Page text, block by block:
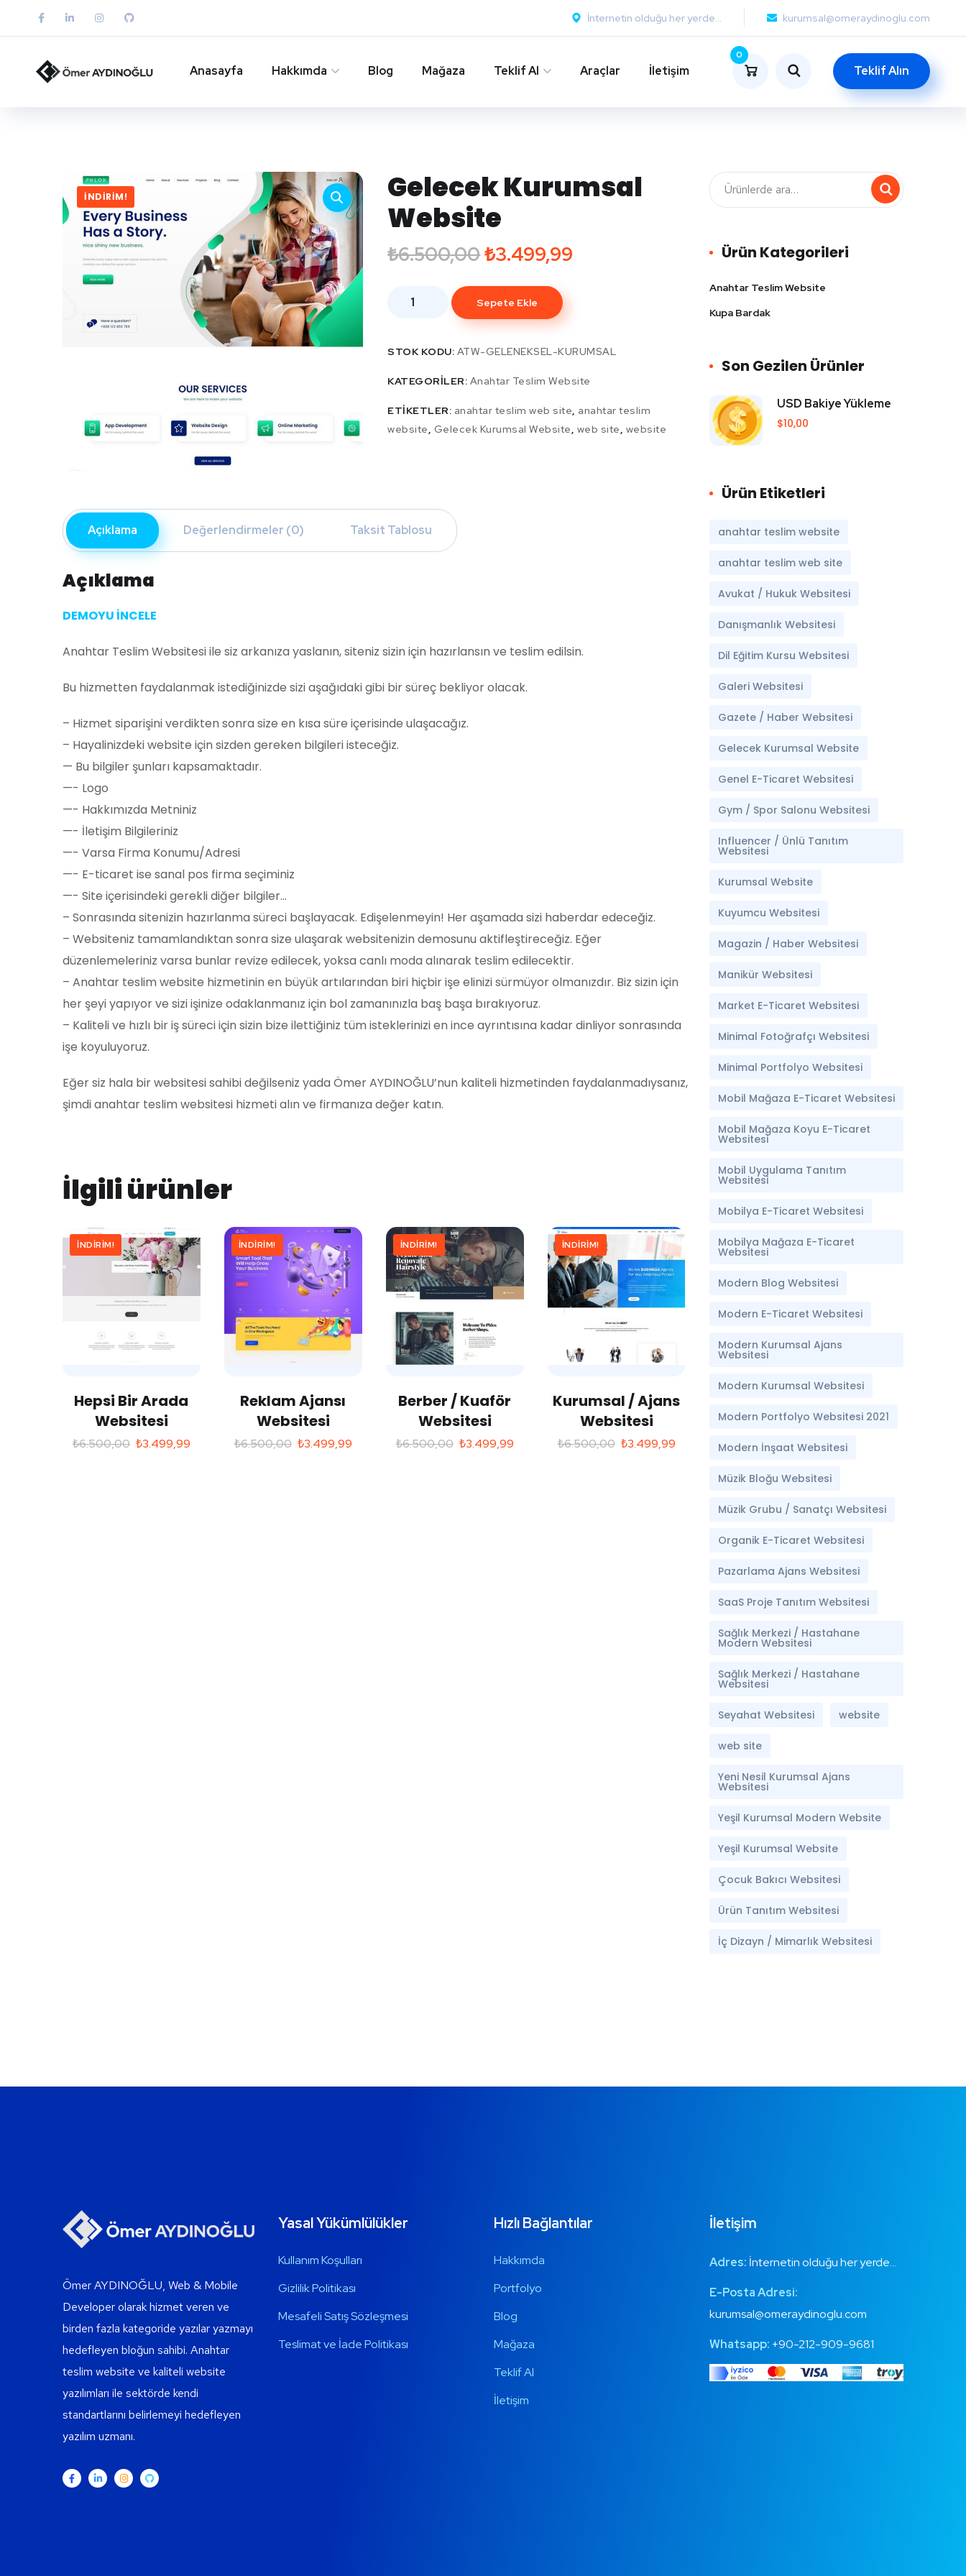
İnternetin olduğu her yerde... kurumsal@omeraydinoglu.com
Anasayfa Hakkımda Blog Mağaza Teklif Al Araçlar İletişim
0
Teklif Alın
İNDIRIM!
Gelecek Kurumsal
Website
₺6.500,00₺3.499,99
Sepete Ekle
STOK KODU: ATW-GELENEKSEL-KURUMSAL
KATEGORILER: Anahtar Teslim Website
ETIKETLER: anahtar teslim web site, anahtar teslim
website, Gelecek Kurumsal Website, web site, website
Açıklama Değerlendirmeler (0) Taksit Tablosu
Açıklama
DEMOYU İNCELE
Anahtar Teslim Websitesi ile siz arkanıza yaslanın, siteniz sizin için hazırlansın ve teslim edilsin.
Bu hizmetten faydalanmak istediğinizde sizi aşağıdaki gibi bir süreç bekliyor olacak.
– Hizmet siparişini verdikten sonra size en kısa süre içerisinde ulaşacağız.
– Hayalinizdeki website için sizden gereken bilgileri isteceğiz.
— Bu bilgiler şunları kapsamaktadır.
—- Logo
—- Hakkımızda Metniniz
—- İletişim Bilgileriniz
—- Varsa Firma Konumu/Adresi
—- E-ticaret ise sanal pos firma seçiminiz
—- Site içerisindeki gerekli diğer bilgiler…
– Sonrasında sitenizin hazırlanma süreci başlayacak. Edişelenmeyin! Her aşamada sizi haberdar edeceğiz.
– Websiteniz tamamlandıktan sonra size ulaşarak websitenizin demosunu aktifleştireceğiz. Eğer
düzenlemeleriniz varsa bunlar revize edilecek, yoksa canlı moda alınarak teslim edilecektir.
– Anahtar teslim website hizmetinin en büyük artılarından biri hiçbir işe elinizi sürmüyor olmanızdır. Biz sizin için
her şeyi yapıyor ve sizi işinize odaklanmanız için bol zamanınızla baş başa bırakıyoruz.
– Kaliteli ve hızlı bir iş süreci için sizin bize ilettiğiniz tüm isteklerinizi en ince ayrıntısına kadar dinliyor sonrasında
işe koyuluyoruz.
Eğer siz hala bir websitesi sahibi değilseniz yada Ömer AYDINOĞLU’nun kaliteli hizmetinden faydalanmadıysanız,
şimdi anahtar teslim websitesi hizmeti alın ve firmanıza değer katın.
İlgili ürünler
İNDIRIM!
Hepsi Bir Arada
Websitesi
₺6.500,00 ₺3.499,99
İNDIRIM!
Reklam Ajansı
Websitesi
₺6.500,00 ₺3.499,99
İNDIRIM!
Berber / Kuaför
Websitesi
₺6.500,00 ₺3.499,99
İNDIRIM!
Kurumsal / Ajans
Websitesi
₺6.500,00 ₺3.499,99
Ürün Kategorileri
Anahtar Teslim Website
Kupa Bardak
Son Gezilen Ürünler
USD Bakiye Yükleme
$10,00
Ürün Etiketleri
anahtar teslim website
anahtar teslim web site
Avukat / Hukuk Websitesi
Danışmanlık Websitesi
Dil Eğitim Kursu Websitesi
Galeri Websitesi
Gazete / Haber Websitesi
Gelecek Kurumsal Website
Genel E-Ticaret Websitesi
Gym / Spor Salonu Websitesi
Influencer / Ünlü Tanıtım
Websitesi
Kurumsal Website
Kuyumcu Websitesi
Magazin / Haber Websitesi
Manikür Websitesi
Market E-Ticaret Websitesi
Minimal Fotoğrafçı Websitesi
Minimal Portfolyo Websitesi
Mobil Mağaza E-Ticaret Websitesi
Mobil Mağaza Koyu E-Ticaret
Websitesi
Mobil Uygulama Tanıtım
Websitesi
Mobilya E-Ticaret Websitesi
Mobilya Mağaza E-Ticaret
Websitesi
Modern Blog Websitesi
Modern E-Ticaret Websitesi
Modern Kurumsal Ajans
Websitesi
Modern Kurumsal Websitesi
Modern Portfolyo Websitesi 2021
Modern İnşaat Websitesi
Müzik Bloğu Websitesi
Müzik Grubu / Sanatçı Websitesi
Organik E-Ticaret Websitesi
Pazarlama Ajans Websitesi
SaaS Proje Tanıtım Websitesi
Sağlık Merkezi / Hastahane
Modern Websitesi
Sağlık Merkezi / Hastahane
Websitesi
Seyahat Websitesi website
web site
Yeni Nesil Kurumsal Ajans
Websitesi
Yeşil Kurumsal Modern Website
Yeşil Kurumsal Website
Çocuk Bakıcı Websitesi
Ürün Tanıtım Websitesi
İç Dizayn / Mimarlık Websitesi
Ömer AYDINOĞLU, Web & Mobile
Developer olarak hizmet veren ve
birden fazla kategoride yazılar yazmayı
hedefleyen bloğun sahibi. Anahtar
teslim website ve kaliteli website
yazılımları ile sektörde kendi
standartlarını belirlemeyi hedefleyen
yazılım uzmanı.
Yasal Yükümlülükler
Kullanım Koşulları
Gizlilik Politikası
Mesafeli Satış Sözleşmesi
Teslimat ve İade Politikası
Hızlı Bağlantılar
Hakkımda
Portfolyo
Blog
Mağaza
Teklif Al
İletişim
İletişim
Adres: İnternetin olduğu her yerde…
E-Posta Adresi:
kurumsal@omeraydinoglu.com
Whatsapp: +90-212-909-9681